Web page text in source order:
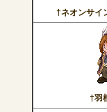
†ネオンサイ
†羽